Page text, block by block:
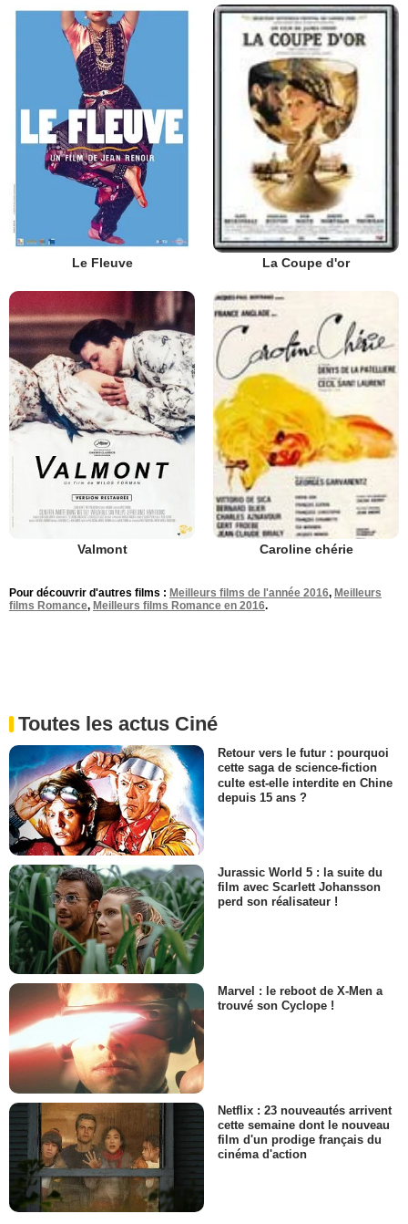
Le Fleuve La Coupe d'or
Valmont Caroline chérie
Pour découvrir d'autres films : Meilleurs films de l'année 2016, Meilleurs
films Romance, Meilleurs films Romance en 2016.
Toutes les actus Ciné
Retour vers le futur : pourquoi
cette saga de science-fiction
culte est-elle interdite en Chine
depuis 15 ans ?
Jurassic World 5 : la suite du
film avec Scarlett Johansson
perd son réalisateur !
Marvel : le reboot de X-Men a
trouvé son Cyclope !
Netflix : 23 nouveautés arrivent
cette semaine dont le nouveau
film d'un prodige français du
cinéma d'action